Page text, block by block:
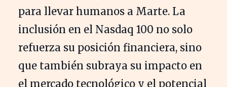
para llevar humanos a Marte. La
inclusión en el Nasdaq 100 no solo
refuerza su posición financiera, sino
que también subraya su impacto en
el mercado tecnológico y el potencial